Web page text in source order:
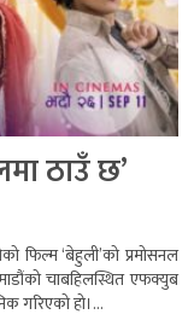
ठाउँ छ’
फिल्म ‘बेहुली’को प्रमोसनल
चाबहिलस्थित एफक्युब
गरिएको हो।...